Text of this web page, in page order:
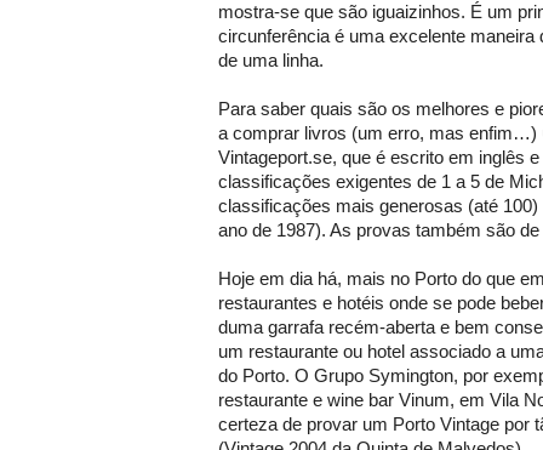
mostra-se que são iguaizinhos. É um
circunferência é uma excelente
de uma linha.
Para saber quais são os melhores e
a comprar livros (um erro, mas enfim…)
Vintageport.se, que é escrito em inglês
classificações exigentes de 1 a 5 de
classificações mais generosas (até
ano de 1987). As provas também são
Hoje em dia há, mais no Porto do que
restaurantes e hotéis onde se pode
duma garrafa recém-aberta e bem
um restaurante ou hotel associado a
do Porto. O Grupo Symington, por
restaurante e wine bar Vinum, em Vila
certeza de provar um Porto Vintage por